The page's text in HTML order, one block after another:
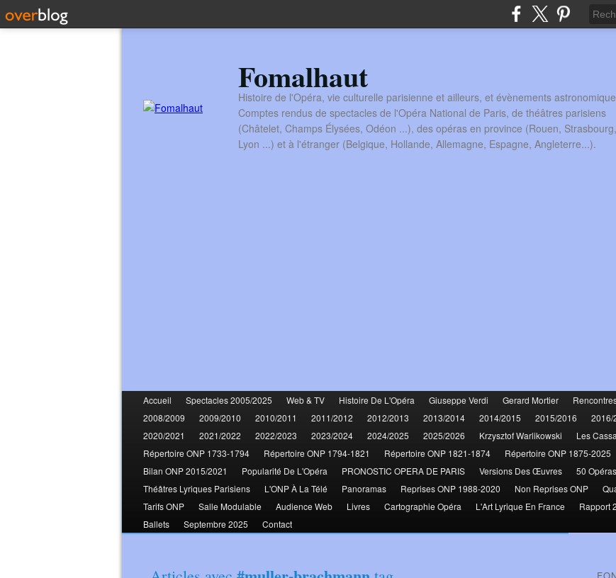
Fomalhaut
Histoire de l'Opéra, vie culturelle parisienne et ailleurs, et évènements
Comptes rendus de spectacles de l'Opéra National de Paris, de théâtres parisiens
(Châtelet, Champs Élysées, Odéon ...), des opéras en province (Rouen, Strasbourg,
Lyon ...) et à l'étranger (Belgique, Hollande, Allemagne, Espagne, Angleterre...).
Accueil Spectacles 2005/2025 Web & TV Histoire De L'Opéra Giuseppe Verdi Gerard Mortier
2008/2009
2009/2010 2010/2011 2011/2012 2012/2013 2013/2014 2014/2015 2015/2016 2016/
2020/2021
2021/2022 2022/2023 2023/2024 2024/2025 2025/2026 Krzysztof Warlikowski Les
Répertoire ONP 1733-1794
Répertoire ONP 1794-1821 Répertoire ONP 1821-1874 Répertoire ONP 1875-2025
Bilan ONP 2015/2021
Popularité De L'Opéra PRONOSTIC OPERA DE PARIS Versions Des Œuvres 50
Théâtres Lyriques Parisiens
L'ONP À La Télé Panoramas Reprises ONP 1988-2020 Non Reprises ONP
Tarifs ONP
Salle Modulable Audience Web Livres Cartographie Opéra L'Art Lyrique En France Rapport
Ballets
Septembre 2025 Contact